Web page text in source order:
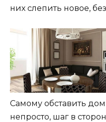
них слепить новое,
Самому обставить
непросто, шаг в